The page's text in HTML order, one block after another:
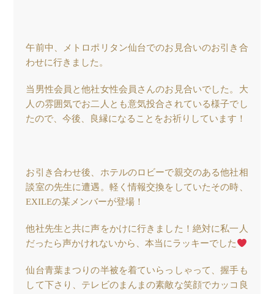
午前中、メトロポリタン仙台でのお見合いのお引き合
わせに行きました。
当男性会員と他社女性会員さんのお見合いでした。大
人の雰囲気でお二人とも意気投合されている様子でし
たので、今後、良縁になることをお祈りしています！
お引き合わせ後、ホテルのロビーで親交のある他社相
談室の先生に遭遇。軽く情報交換をしていたその時、
EXILEの某メンバーが登場！
他社先生と共に声をかけに行きました！絶対に私一人
だったら声かけれないから、本当にラッキーでした
仙台青葉まつりの半被を着ていらっしゃって、握手も
して下さり、テレビのまんまの素敵な笑顔でカッコ良